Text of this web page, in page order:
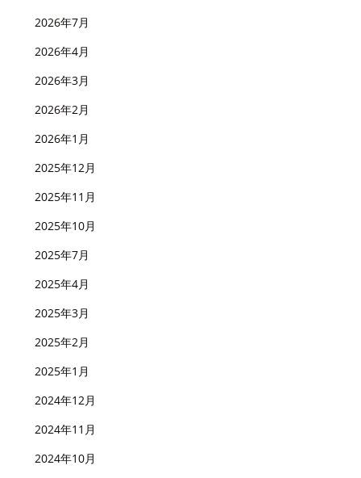
2026年7月
2026年4月
2026年3月
2026年2月
2026年1月
2025年12月
2025年11月
2025年10月
2025年7月
2025年4月
2025年3月
2025年2月
2025年1月
2024年12月
2024年11月
2024年10月